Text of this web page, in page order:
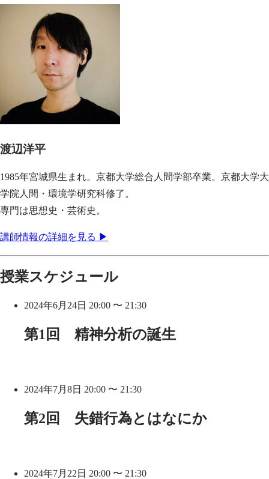
渡辺洋平
1985年宮城県生まれ。京都大学総合人間学部卒業。京都大学大
学院人間・環境学研究科修了。
専門は思想史・芸術史。
講師情報の詳細を見る ▶
授業スケジュール
2024年6月24日 20:00 〜 21:30
第1回 精神分析の誕生
2024年7月8日 20:00 〜 21:30
第2回 失錯行為とはなにか
2024年7月22日 20:00 〜 21:30